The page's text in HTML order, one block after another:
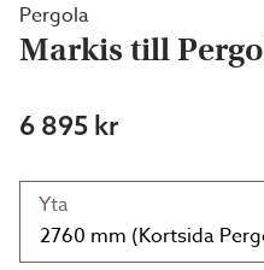
Pergola
Markis till
6 895 kr
Yta